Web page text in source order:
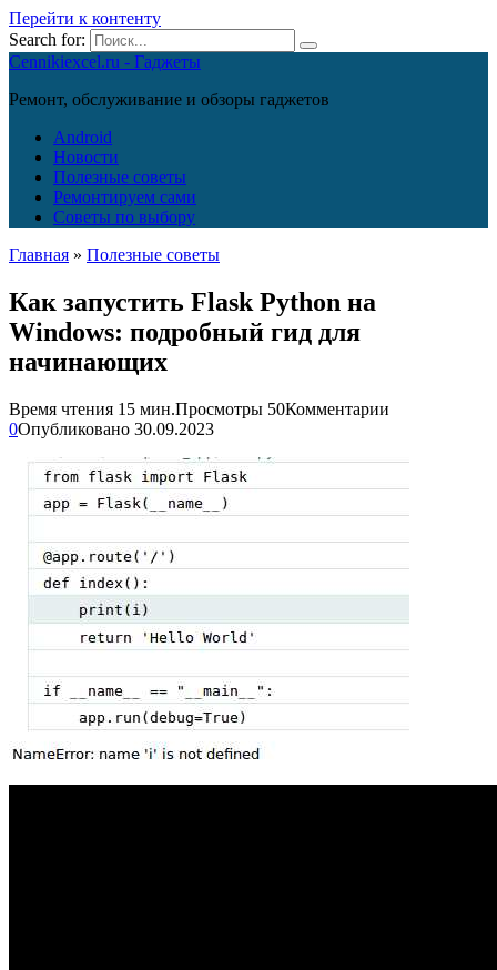
Перейти к контенту
Search for:
Cennikiexcel.ru - Гаджеты
Ремонт, обслуживание и обзоры гаджетов
Android
Новости
Полезные советы
Ремонтируем сами
Советы по выбору
Главная » Полезные советы
Как запустить Flask Python на
Windows: подробный гид для
начинающих
Время чтения 15 мин.Просмотры 50Комментарии
0Опубликовано 30.09.2023